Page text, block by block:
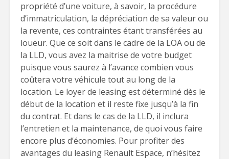
propriété d’une voiture, à savoir, la procédure
d’immatriculation, la dépréciation de sa valeur ou
la revente, ces contraintes étant transférées au
loueur. Que ce soit dans le cadre de la LOA ou de
la LLD, vous avez la maitrise de votre budget
puisque vous saurez à l’avance combien vous
coûtera votre véhicule tout au long de la
location. Le loyer de leasing est déterminé dès le
début de la location et il reste fixe jusqu’à la fin
du contrat. Et dans le cas de la LLD, il inclura
l’entretien et la maintenance, de quoi vous faire
encore plus d’économies. Pour profiter des
avantages du leasing Renault Espace, n’hésitez